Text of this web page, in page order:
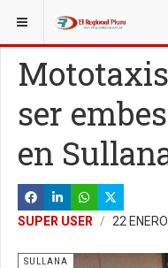
ESTÁ AQUÍ: LOCALES
ser
en
SUPER USER 22
SULLANA